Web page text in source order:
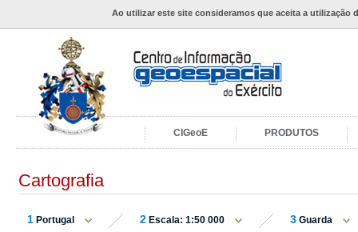
Ao utilizar este site consideramos que aceita a utilização
CIGeoE PRODUTOS
Cartografia
1 Portugal 2 Escala: 1:50 000 3 Guarda